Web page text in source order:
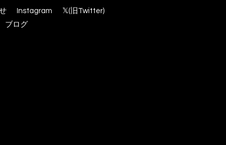
Instagram
𝕏(旧Twitter)
ブログ